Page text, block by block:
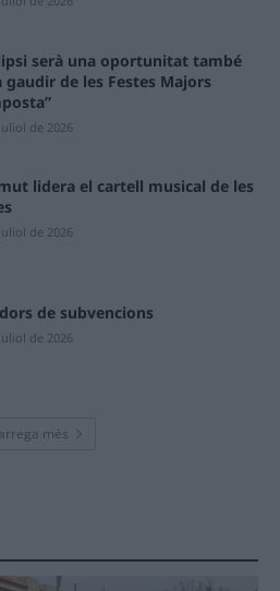
serà una oportunitat també
gaudir de les Festes Majors
de 2026
lidera el cartell musical de les
de 2026
de subvencions
de 2026
més